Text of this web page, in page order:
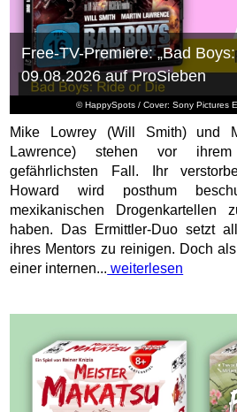
© HappySpots / Cover: Sony Pictures
Free-TV-Premiere: „Bad
09.08.2026 auf ProSieben
Mike Lowrey (Will Smith) und
Lawrence) stehen vor
gefährlichsten Fall. Ihr
Howard wird posthum
mexikanischen Drogenkartellen
haben. Das Ermittler-Duo setzt
ihres Mentors zu reinigen. Doch
einer internen... weiterlesen